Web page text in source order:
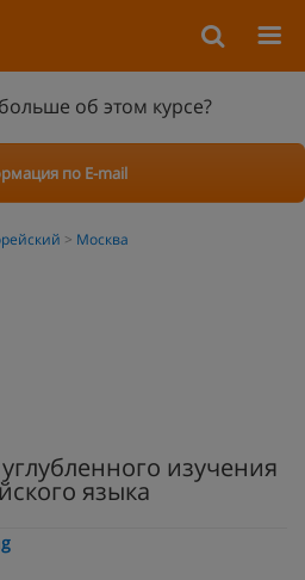
об этом курсе?
по E-mail
Москва
изучения
языка